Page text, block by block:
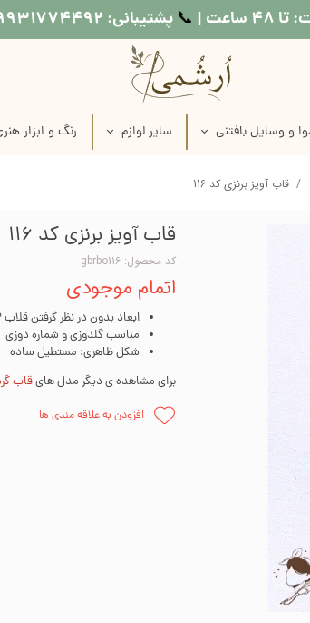
و وسایل بافتنی
عروسک بافتنی
سایر لوازم
متر خیاطی
رنگ و ابزار
رنگ مولتی
رنگ اکریلیک
|
📞​​​​​​​ پشتیبانی: ۰۹۹۳۱۷۷۴۴۹۲
قاب آویز برنزی کد 116
قاب آویز برنزی کد 116
کد محصول: gbrbo116
اتمام موجودی
ابعاد بدون در نظر گرفتن قلاب 2 در 2.7 سانتی‌متر
مناسب گلدوزی و شماره دوزی
شکل ظاهری: مستطیل ساده
برای مشاهده ی دیگر مدل هایقاب
افزودن به علاقه مندی ها